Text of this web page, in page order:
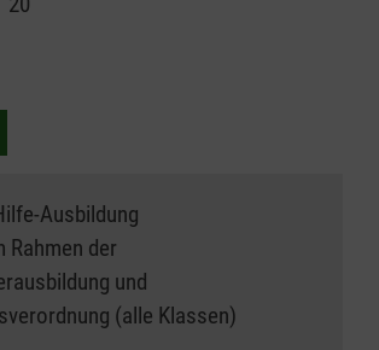
Ausbildung
Rahmen der
und
(alle Klassen)